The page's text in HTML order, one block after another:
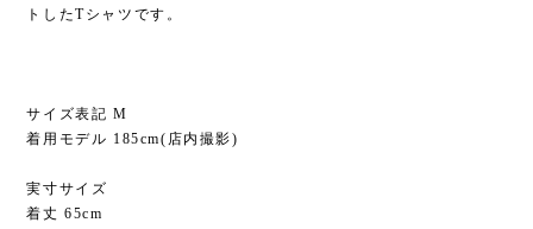
トしたTシャツです。
サイズ表記 M
着用モデル 185cm(店内撮影)
実寸サイズ
着丈 65cm